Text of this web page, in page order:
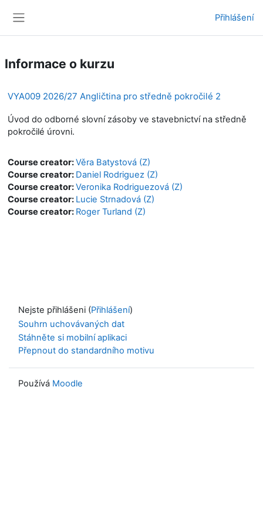
Přihlášení
Informace o kurzu
VYA009 2026/27 Angličtina pro středně pokročilé 2
Úvod do odborné slovní zásoby ve stavebnictví na středně
pokročilé úrovni.
Course creator:Věra Batystová (Z)
Course creator: Daniel Rodriguez (Z)
Course creator:Veronika Rodriguezová (Z)
Course creator: Lucie Strnadová (Z)
Course creator: Roger Turland (Z)
Nejste přihlášeni (Přihlášení)
Souhrn uchovávaných dat
Stáhněte si mobilní aplikaci
Přepnout do standardního motivu
Používá Moodle